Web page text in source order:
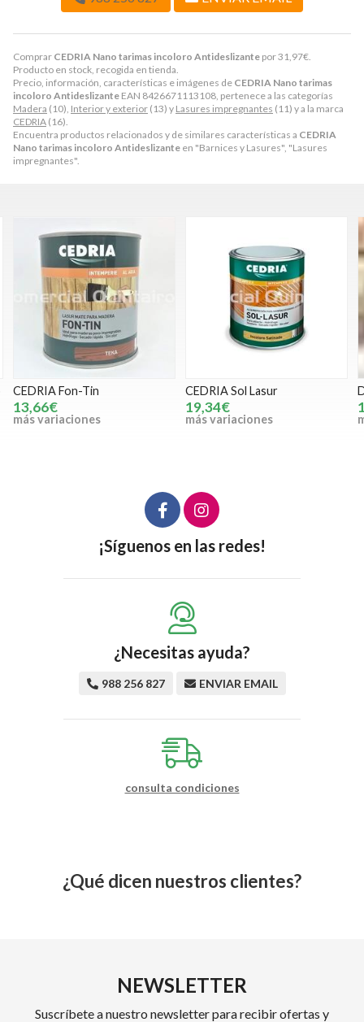
Comprar CEDRIA Nano tarimas incoloro Antideslizante por31,97€
Producto en stock, recogida en tienda.
Precio, información, características e imágenes de CEDRIA Nano tarimas
incoloro Antideslizante EAN 8426671113108, pertenece a las categorías
Madera (10), Interior y exterior (13) y Lasures impregnantes (11) y a la marca
CEDRIA (16).
Encuentra productos relacionados y de similares características a CEDRIA
Nano tarimas incoloro Antideslizante en "Barnices y Lasures", "Lasures
impregnantes".
CEDRIA Sol Lasur
19,34€
más variaciones
DOKAPI Lasur al agua satinado
13,45€
más variaciones
¡Síguenos en las redes!
¿Necesitas ayuda?
988 256 827 ENVIAR EMAIL
consulta condiciones
¿Qué dicen nuestros clientes?
NEWSLETTER
Suscríbete a nuestro newsletter para recibir ofertas y